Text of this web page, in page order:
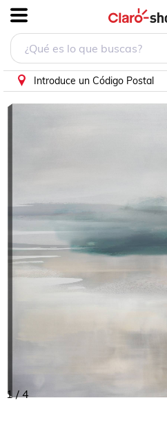
Introduce un Código Postal
1/4
cuadro decorativo Pausa en agua